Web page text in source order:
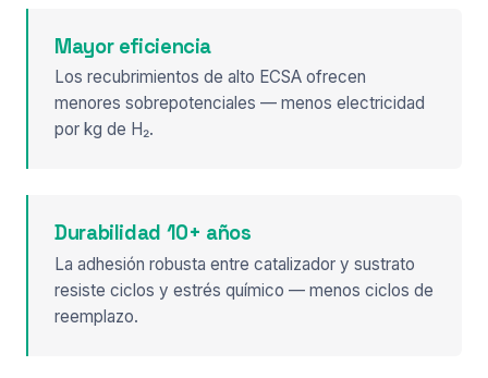
Mayor eficiencia
Los recubrimientos de alto ECSA ofrecen
menores sobrepotenciales — menos electricidad
por kg de H₂.
Durabilidad 10+ años
La adhesión robusta entre catalizador y sustrato
resiste ciclos y estrés químico — menos ciclos de
reemplazo.